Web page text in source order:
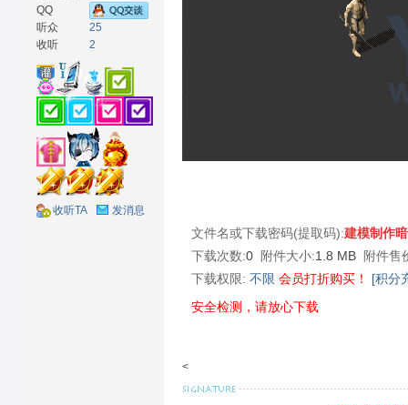
QQ
听众
25
收听
2
收听TA 发消息
文件名或下载密码(提取码):建模制作
下载次数:0 附件大小:1.8 MB
附件售
下载权限: 不限 会员打折购买！
[积分
安全检测，请放心下载
<